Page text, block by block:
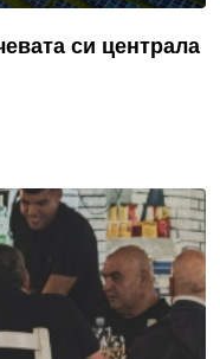
си централа